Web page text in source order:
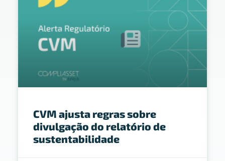
CVM ajusta regras sobre
divulgação do relatório de
sustentabilidade